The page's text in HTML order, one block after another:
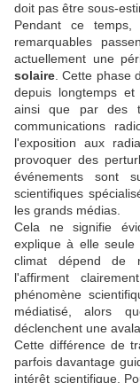
doit pas être sous-
Pendant ce temps,
remarquables
actuellement une
solaire . Cette
depuis longtemps
ainsi que par des
communications
l'exposition aux
provoquer des
événements sont
scientifiques
les grands médias.
Cela ne signifie
explique à elle seule
climat dépend de
l'affirment
phénomène
médiatisé, alors
déclenchent une
Cette différence de
parfois davantage
intérêt scientifique.